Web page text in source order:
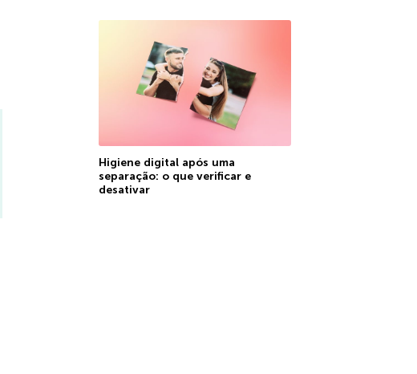
Higiene digital após uma
separação: o que verificar e
desativar